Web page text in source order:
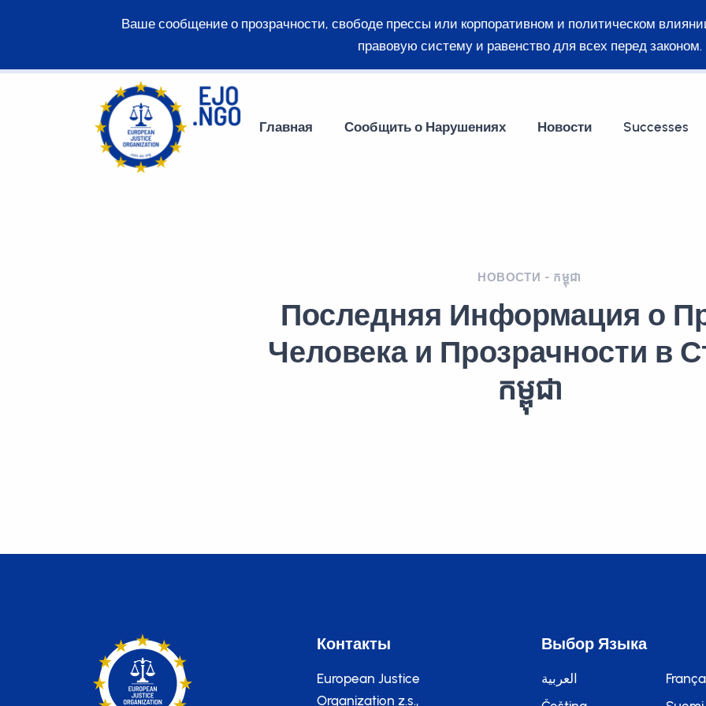
Ваше сообщение о прозрачности, свободе прессы или корпоративном и политическом
правовую систему и равенство для всех перед законом.
Главная Сообщить о Нарушениях Новости Successes
НОВОСТИ - កម្ពុជា
Последняя Информация о
Человека и Прозрачности в
កម្ពុជា
Контакты
European Justice
Organization z.s.,
Выбор Языка
العربية